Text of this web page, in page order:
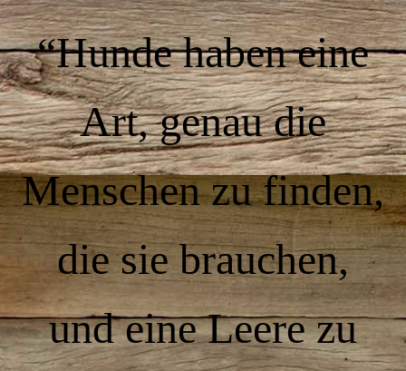
“Hunde haben eine
Art, genau die
Menschen zu finden,
die sie brauchen,
und eine Leere zu